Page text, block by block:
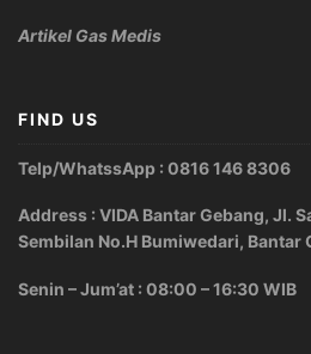
Artikel Gas Medis
FIND US
Telp/WhatssApp : 0816 146 8306
Address : VIDA Bantar Gebang, Jl.
Sembilan No.H Bumiwedari, Bantar
Senin – Jum’at : 08:00 – 16:30 WIB